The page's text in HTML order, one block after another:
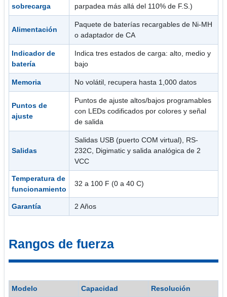
sobrecarga
parpadea más allá del 110% de F.S.)
Alimentación
Paquete de baterías recargables de Ni-MH
o adaptador de CA
Indicador de
batería
Indica tres estados de carga: alto, medio y
bajo
Memoria No volátil, recupera hasta 1,000 datos
Puntos de
ajuste
Puntos de ajuste altos/bajos programables
con LEDs codificados por colores y señal
de salida
Salidas
Salidas USB (puerto COM virtual), RS-
232C, Digimatic y salida analógica de 2
VCC
Temperatura de
funcionamiento
32 a 100 F (0 a 40 C)
Garantía 2 Años
Rangos de fuerza
Modelo Capacidad Resolución